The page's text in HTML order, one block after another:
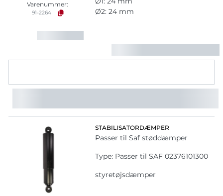
Varenummer:
91-2264
Ø2: 24 mm
STABILISATORDÆMPER
Passer til Saf støddæmper
Type: Passer til SAF 02376101300
styretøjsdæmper